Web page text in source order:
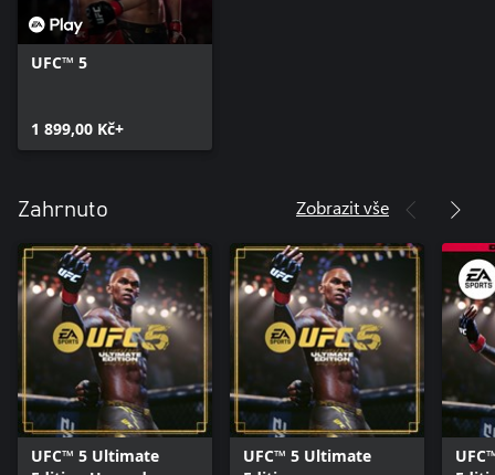
UFC™ 5
1 899,00 Kč+
Zahrnuto Zobrazit vše
UFC™ 5 Ultimate
UFC™ 5 Ultimate